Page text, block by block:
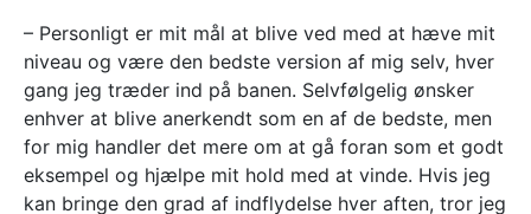
– Personligt er mit mål at blive ved med at hæve mit
niveau og være den bedste version af mig selv, hver
gang jeg træder ind på banen. Selvfølgelig ønsker
enhver at blive anerkendt som en af de bedste, men
for mig handler det mere om at gå foran som et godt
eksempel og hjælpe mit hold med at vinde. Hvis jeg
kan bringe den grad af indflydelse hver aften, tror jeg